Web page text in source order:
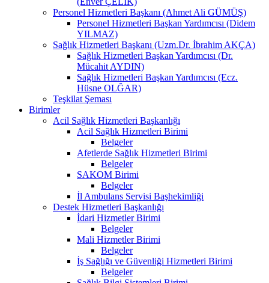
Personel Hizmetleri Başkanı (Ahmet Ali GÜMÜŞ)
Personel Hizmetleri Başkan Yardımcısı (Didem
YILMAZ)
Sağlık Hizmetleri Başkanı (Uzm.Dr. İbrahim AKÇA)
Sağlık Hizmetleri Başkan Yardımcısı (Dr.
Mücahit AYDIN)
Sağlık Hizmetleri Başkan Yardımcısı (Ecz.
Hüsne OLĞAR)
Teşkilat Şeması
Birimler
Acil Sağlık Hizmetleri Başkanlığı
Acil Sağlık Hizmetleri Birimi
Belgeler
Afetlerde Sağlık Hizmetleri Birimi
Belgeler
SAKOM Birimi
Belgeler
İl Ambulans Servisi Başhekimliği
Destek Hizmetleri Başkanlığı
İdari Hizmetler Birimi
Belgeler
Mali Hizmetler Birimi
Belgeler
İş Sağlığı ve Güvenliği Hizmetleri Birimi
Belgeler